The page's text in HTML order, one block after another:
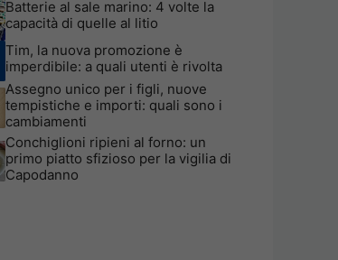
Batterie al sale marino: 4 volte la
capacità di quelle al litio
Tim, la nuova promozione è
imperdibile: a quali utenti è rivolta
Assegno unico per i figli, nuove
tempistiche e importi: quali sono i
cambiamenti
Conchiglioni ripieni al forno: un
primo piatto sfizioso per la vigilia di
Capodanno